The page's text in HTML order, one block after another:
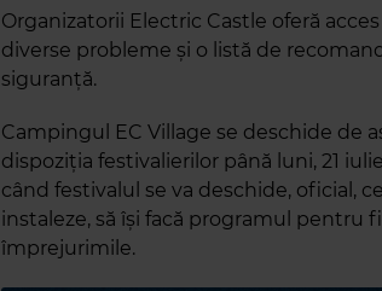
Organizatorii Electric Castle oferă
diverse probleme și o listă de
siguranță.
Campingul EC Village se deschide de
dispoziția festivalierilor până luni, 21
când festivalul se va deschide, oficial,
instaleze, să își facă programul pentru
împrejurimile.